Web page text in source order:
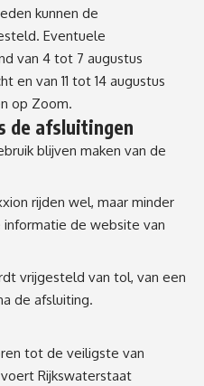
kunnen de
Eventuele
van 4 tot 7 augustus
en van 11 tot 14 augustus
op Zoom.
de afsluitingen
blijven maken van de
rijden wel, maar minder
informatie de website van
vrijgesteld van tol, van een
de afsluiting.
tot de veiligste van
Rijkswaterstaat